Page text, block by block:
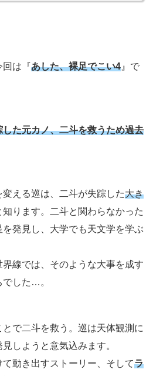
回は『あした、裸足でこい4 』で
した元カノ、二斗を救うため過去
える巡は、二斗が失踪した大き
知ります。二斗と関わらなかった
発見し、大学でも天文学を学ぶ
線では、そのような大事を成す
でした…。
で二斗を救う。巡は天体観測に
しようと意気込みます。
動き出すストーリー、そしてラ